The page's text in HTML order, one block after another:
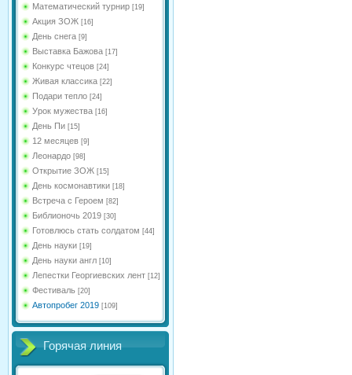
Математический турнир [19]
Акция ЗОЖ [16]
День снега [9]
Выставка Бажова [17]
Конкурс чтецов [24]
Живая классика [22]
Подари тепло [24]
Урок мужества [16]
День Пи [15]
12 месяцев [9]
Леонардо [98]
Открытие ЗОЖ [15]
День космонавтики [18]
Встреча с Героем [82]
Библионочь 2019 [30]
Готовлюсь стать солдатом [44]
День науки [19]
День науки англ [10]
Лепестки Георгиевских лент [12]
Фестиваль [20]
Автопробег 2019 [109]
Горячая линия